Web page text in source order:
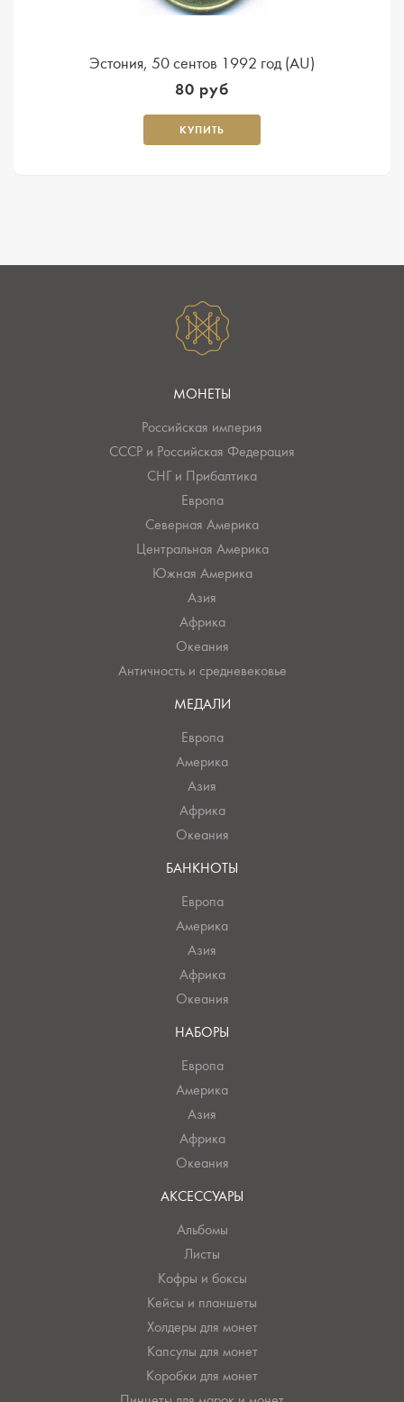
Эстония, 50 сентов 1992 год (AU)
80 руб
КУПИТЬ
МОНЕТЫ
Российская империя
СССР и Российская Федерация
СНГ и Прибалтика
Европа
Северная Америка
Центральная Америка
Южная Америка
Азия
Африка
Океания
Античность и средневековье
МЕДАЛИ
Европа
Америка
Азия
Африка
Океания
БАНКНОТЫ
Европа
Америка
Азия
Африка
Океания
НАБОРЫ
Европа
Америка
Азия
Африка
Океания
АКСЕССУАРЫ
Альбомы
Листы
Кофры и боксы
Кейсы и планшеты
Холдеры для монет
Капсулы для монет
Коробки для монет